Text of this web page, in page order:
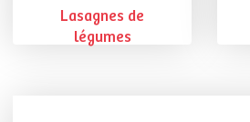
Lasagnes de
légumes